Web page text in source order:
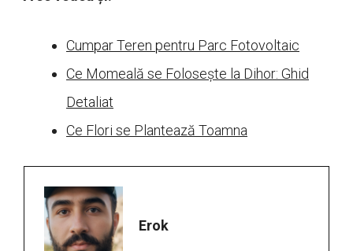
Cumpar Teren pentru Parc Fotovoltaic
Ce Momeală se Folosește la Dihor: Ghid
Detaliat
Ce Flori se Plantează Toamna
Erok